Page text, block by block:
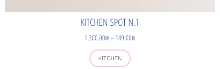
KITCHEN SPOT N.1
149.00₪
–
1,300.00₪
KITCHEN